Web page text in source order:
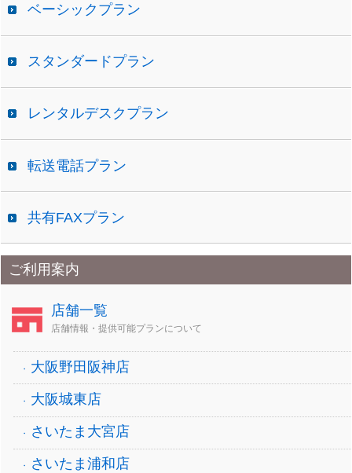
ベーシックプラン
スタンダードプラン
レンタルデスクプラン
転送電話プラン
共有FAXプラン
ご利用案内
店舗一覧
店舗情報・提供可能プランについて
大阪野田阪神店
大阪城東店
さいたま大宮店
さいたま浦和店